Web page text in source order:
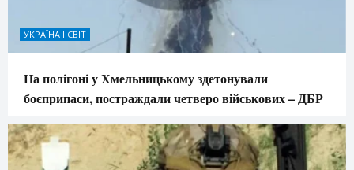
УКРАЇНА І СВІТ
На полігоні у Хмельницькому здетонували
боєприпаси, постраждали четверо військових – ДБР